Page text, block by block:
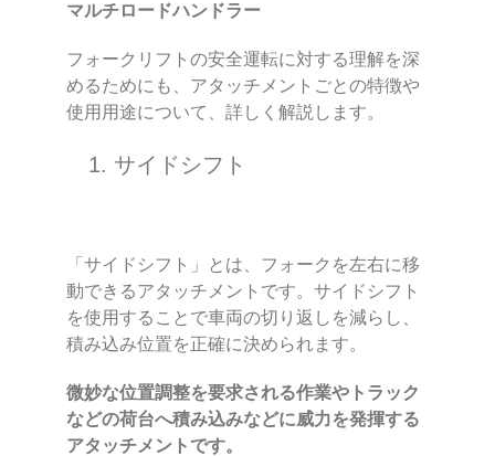
マルチロードハンドラー
フォークリフトの安全運転に対する理解を深
めるためにも、アタッチメントごとの特徴や
使用用途について、詳しく解説します。
1. サイドシフト
「サイドシフト」とは、フォークを左右に移
動できるアタッチメントです。サイドシフト
を使用することで車両の切り返しを減らし、
積み込み位置を正確に決められます。
微妙な位置調整を要求される作業やトラック
などの荷台へ積み込みなどに威力を発揮する
アタッチメントです。